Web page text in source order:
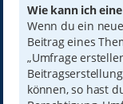
Wie kann ich
Wenn du ein
Beitrag eines
„Umfrage
können, so hast